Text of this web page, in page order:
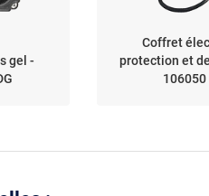
gel -
Coffret
protection et
106050